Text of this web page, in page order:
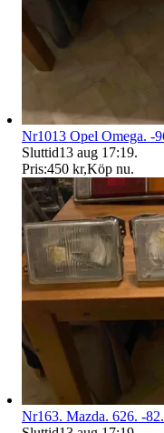
Nr1013 Opel Omega. -
Sluttid13 aug 17:19.
Pris:450 kr,Köp nu.
Nr163. Mazda. 626. -